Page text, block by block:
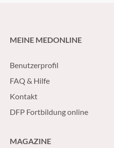
MEINE MEDONLINE
Benutzerprofil
FAQ & Hilfe
Kontakt
DFP Fortbildung online
MAGAZINE